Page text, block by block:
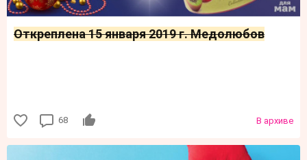
Откреплена 15 января 2019 г. Медолюбов
68 В архиве